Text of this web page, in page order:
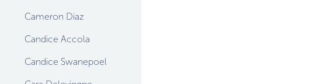
Cameron Diaz
Candice Accola
Candice Swanepoel